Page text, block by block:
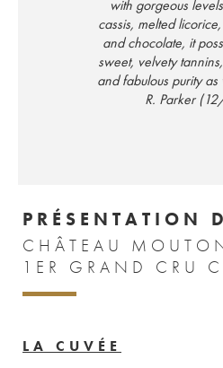
with gorgeous
cassis, melted
and chocolate, it
sweet, velvety
and fabulous purity
R. Parker
PRÉSENTATION
CHÂTEAU
1ER GRAND CRU
LA CUVÉE